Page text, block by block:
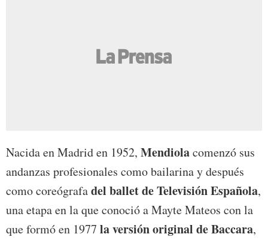
Nacida en Madrid en 1952, Mendiolacomenzó sus
andanzas profesionales como bailarina y después
como coreógrafadel ballet de Televisión Española,
una etapa en la que conoció a Mayte Mateos con la
que formó en 1977 la versión original de Baccara,